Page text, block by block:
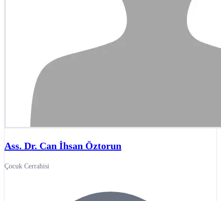
Ass. Dr. Can İhsan Öztorun
Çocuk Cerrahisi